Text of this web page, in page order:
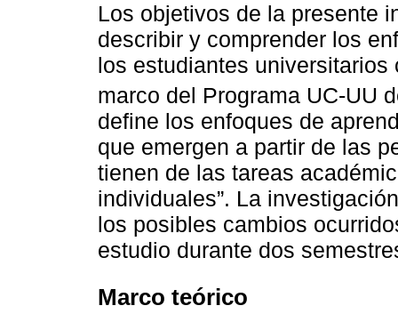
Los objetivos de la presente
describir y comprender los
los estudiantes
marco del Programa UC-UU
define los enfoques de
que emergen a partir de las
tienen de las tareas
individuales”. La
los posibles cambios
estudio durante dos
Marco teórico